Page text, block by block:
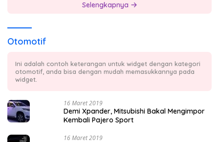
Selengkapnya
Otomotif
Ini adalah contoh keterangan untuk widget dengan kategori
otomotif, anda bisa dengan mudah memasukkannya pada
widget.
16 Maret 2019
Demi Xpander, Mitsubishi Bakal Mengimpor
Kembali Pajero Sport
16 Maret 2019